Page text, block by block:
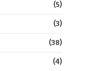
(5)
(3)
(38)
(4)